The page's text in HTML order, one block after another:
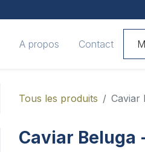
A propos Contact
Tous les produits Caviar
Caviar Beluga